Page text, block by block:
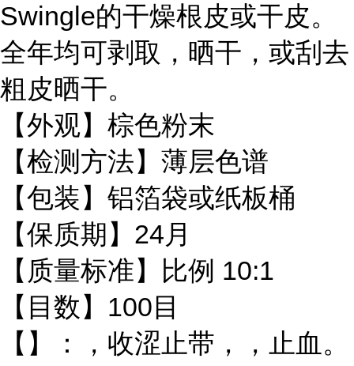
Swingle的干燥根皮或干皮。
全年均可剥取，晒干，或刮去
粗皮晒干。
【外观】棕色粉末
【检测方法】薄层色谱
【包装】铝箔袋或纸板桶
【保质期】24月
【质量标准】比例 10:1
【目数】100目
【】：，收涩止带，，止血。